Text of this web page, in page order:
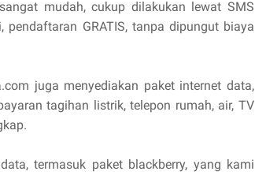
mudah, cukup dilakukan lewat SMS
GRATIS, tanpa dipungut biaya
juga menyediakan paket internet data,
tagihan listrik, telepon rumah, air, TV
termasuk paket blackberry, yang kami